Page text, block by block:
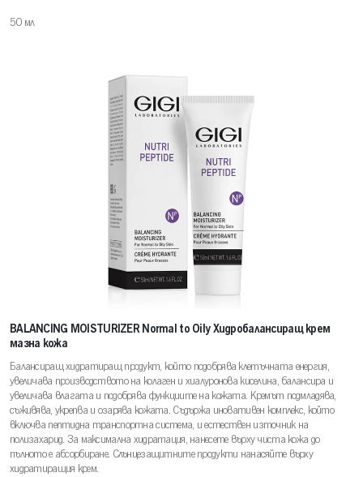
50 мл
BALANCING MOISTURIZER Normal to Oily Хидробалансиращ крем
мазна кожа
Балансиращ хидратиращ продукт, който подобрява клетъчната енергия,
увеличава производството на колаген и хиалуронова киселина, балансира и
увеличава влагата и подобрява функциите на кожата. Кремът подмладява,
съживява, укрепва и озарява кожата. Съдържа иновативен комплекс, който
включва пептидна транспортна система, и естествен източник на
полизахарид. За максимална хидратация, нанесете върху чиста кожа до
пълното е абсорбиране. Слънцезащитните продукти нанасяйте върху
хидратиращия крем.